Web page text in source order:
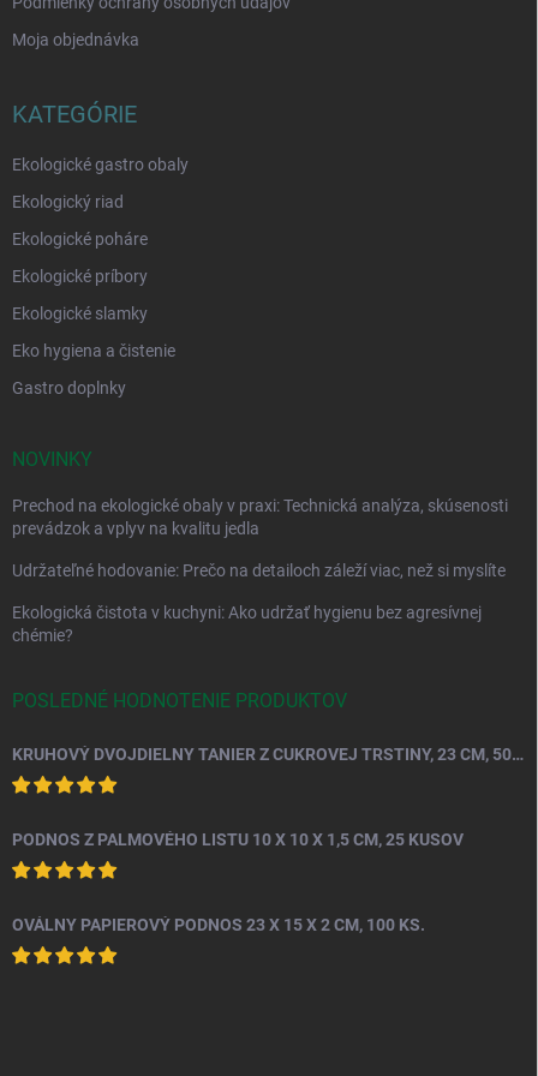
Moja objednávka
KATEGÓRIE
Ekologické gastro obaly
Ekologický riad
Ekologické poháre
Ekologické príbory
Ekologické slamky
Eko hygiena a čistenie
Gastro doplnky
NOVINKY
Prechod na ekologické obaly v praxi: Technická analýza, skúsenosti
prevádzok a vplyv na kvalitu jedla
Udržateľné hodovanie: Prečo na detailoch záleží viac, než si myslíte
Ekologická čistota v kuchyni: Ako udržať hygienu bez agresívnej
chémie?
POSLEDNÉ HODNOTENIE PRODUKTOV
KRUHOVÝ DVOJDIELNY TANIER Z CUKROVEJ TRSTINY, 23 CM, 50 KS.
PODNOS Z PALMOVÉHO LISTU 10 X 10 X 1,5 CM, 25 KUSOV
OVÁLNY PAPIEROVÝ PODNOS 23 X 15 X 2 CM, 100 KS.